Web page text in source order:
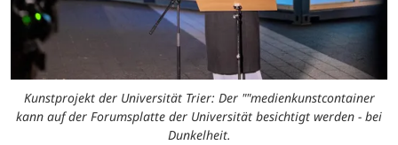
Kunstprojekt der Universität Trier: Der ""medienkunstcontainer
kann auf der Forumsplatte der Universität besichtigt werden - bei
Dunkelheit.